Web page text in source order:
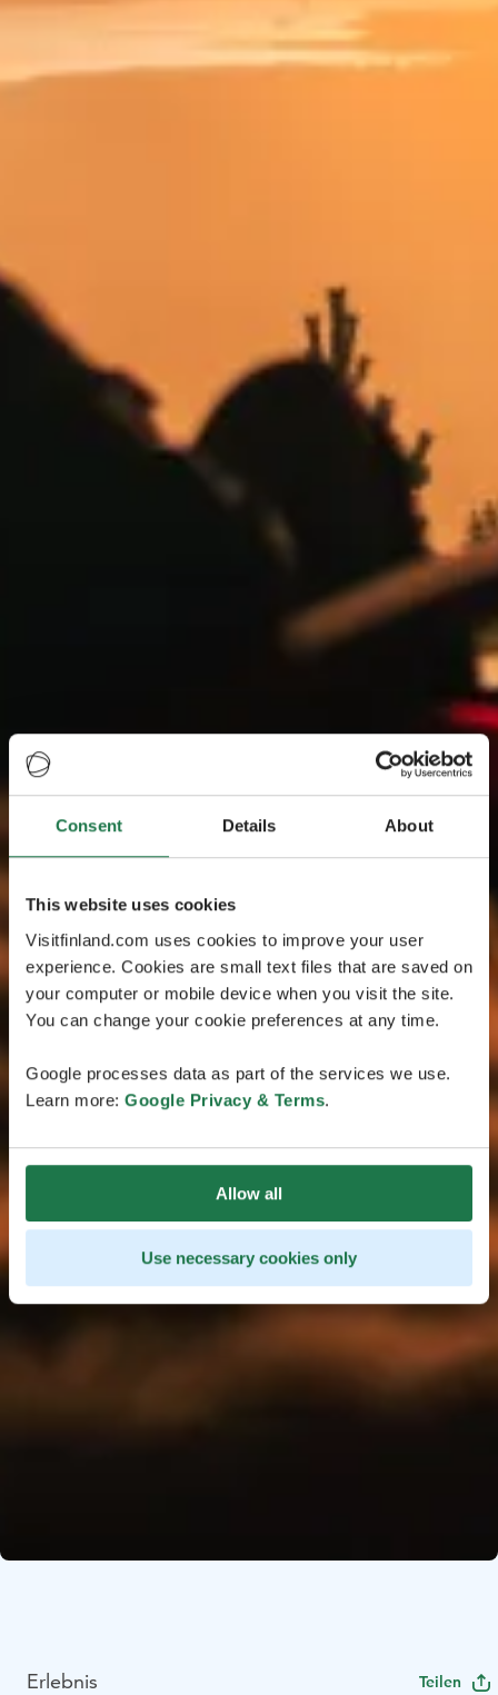
Consent Details About
This website uses cookies
Visitfinland.com uses cookies to improve your user
experience. Cookies are small text files that are saved on
your computer or mobile device when you visit the site.
You can change your cookie preferences at any time.
Google processes data as part of the services we use.
Learn more: Google Privacy & Terms.
Allow all
Use necessary cookies only
Erlebnis Teilen